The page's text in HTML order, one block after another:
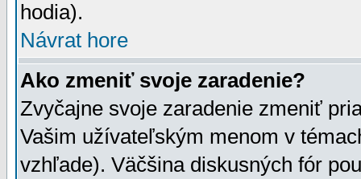
hodia).
Návrat hore
Ako zmeniť svoje zaradenie?
Zvyčajne svoje zaradenie zmeniť
Vašim užívateľským menom v
vzhľade). Väčšina diskusných fór